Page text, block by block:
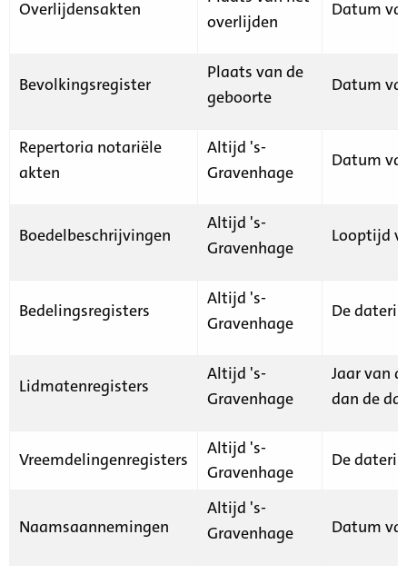
Overlijdensakten
overlijden
Datum
Bevolkingsregister
Plaats van de
geboorte
Datum
Repertoria notariële
akten
Altijd 's-
Gravenhage
Datum
Boedelbeschrijvingen
Altijd 's-
Gravenhage
Looptijd
Bedelingsregisters
Altijd 's-
Gravenhage
De
Lidmatenregisters
Altijd 's-
Gravenhage
Jaar van
dan de
Vreemdelingenregisters
Altijd 's-
Gravenhage
De
Naamsaannemingen
Altijd 's-
Gravenhage
Datum